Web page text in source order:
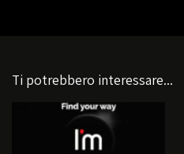
Ti potrebbero interessare...